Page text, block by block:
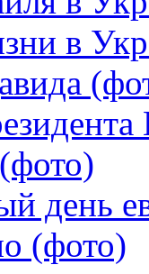
в
день
(фото)